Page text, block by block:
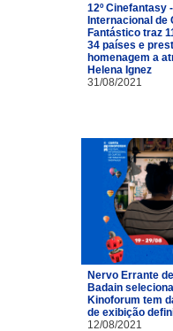
12º Cinefantasy
Internacional de
Fantástico traz
34 países e
homenagem a
Helena Ignez
31/08/2021
Nervo Errante
Badain
Kinoforum tem
de exibição
12/08/2021